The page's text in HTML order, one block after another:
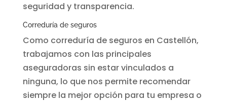
seguridad y transparencia.
Correduría de seguros
Como correduría de seguros en Castellón,
trabajamos con las principales
aseguradoras sin estar vinculados a
ninguna, lo que nos permite recomendar
siempre la mejor opción para tu empresa o